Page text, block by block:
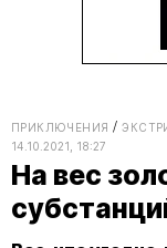
ПРИКЛЮЧЕНИЯ
14.10.2021, 18:27
На вес